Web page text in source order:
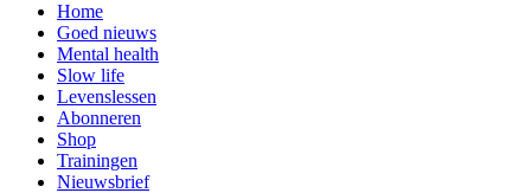
Home
Goed nieuws
Mental health
Slow life
Levenslessen
Abonneren
Shop
Trainingen
Nieuwsbrief